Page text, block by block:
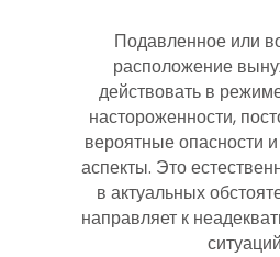
Подавленное или
расположение
действовать в
настороженности,
вероятные опасности
аспекты. Это
в актуальных
направляет к